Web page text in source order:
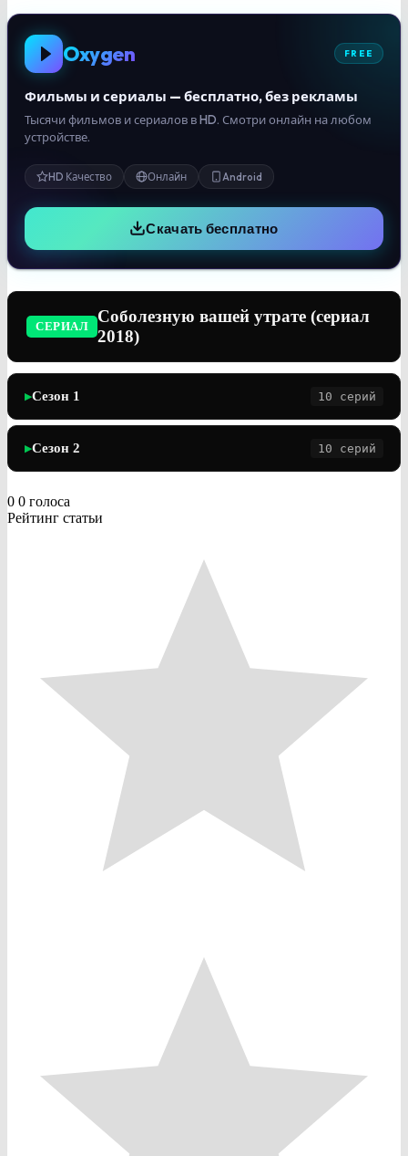
Oxygen FREE
Фильмы и сериалы — бесплатно, без рекламы
Тысячи фильмов и сериалов в HD. Смотри онлайн на любом
устройстве.
HD Качество Онлайн Android
Скачать бесплатно
СЕРИАЛ
Соболезную вашей утрате (сериал
2018)
▶Сезон 1 10 серий
▶Сезон 2 10 серий
0 0 голоса
Рейтинг статьи